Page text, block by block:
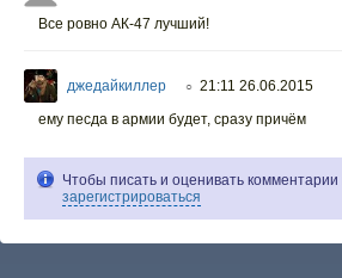
Все ровно АК-47 лучший!
джедайкиллер ○ 21:11 26.06.2015
ему песда в армии будет, сразу причём
Чтобы писать и оценивать
зарегистрироваться